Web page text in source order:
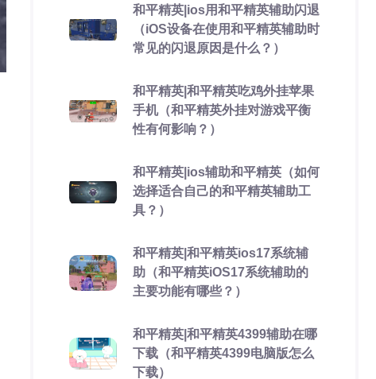
和平精英|ios用和平精英辅助闪退
（iOS设备在使用和平精英辅助时
常见的闪退原因是什么？）
和平精英|和平精英吃鸡外挂苹果
手机（和平精英外挂对游戏平衡
性有何影响？）
和平精英|ios辅助和平精英（如何
选择适合自己的和平精英辅助工
具？）
和平精英|和平精英ios17系统辅
助（和平精英iOS17系统辅助的
主要功能有哪些？）
和平精英|和平精英4399辅助在哪
下载（和平精英4399电脑版怎么
下载）